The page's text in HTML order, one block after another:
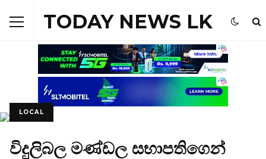
TODAY NEWS LK
LOCAL
විදුලිබල මණ්ඩල සභාපතිගෙන්